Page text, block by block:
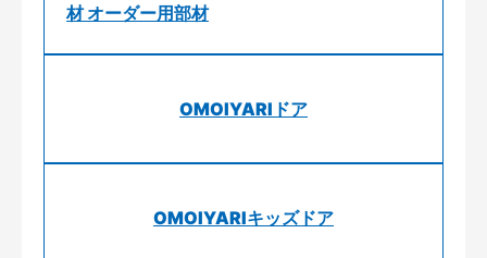
材 オーダー用部材
OMOIYARIドア
OMOIYARIキッズドア